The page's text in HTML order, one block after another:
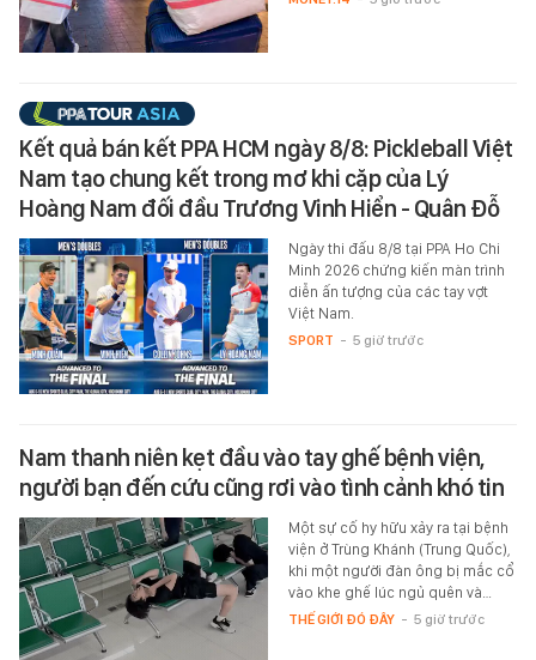
Kết quả bán kết PPA HCM ngày 8/8: Pickleball Việt
Nam tạo chung kết trong mơ khi cặp của Lý
Hoàng Nam đối đầu Trương Vinh Hiển - Quân Đỗ
Ngày thi đấu 8/8 tại PPA Ho Chi
Minh 2026 chứng kiến màn trình
diễn ấn tượng của các tay vợt
Việt Nam.
SPORT - 5 giờ trước
Nam thanh niên kẹt đầu vào tay ghế bệnh viện,
người bạn đến cứu cũng rơi vào tình cảnh khó tin
Một sự cố hy hữu xảy ra tại bệnh
viện ở Trùng Khánh (Trung Quốc),
khi một người đàn ông bị mắc cổ
vào khe ghế lúc ngủ quên và…
THẾ GIỚI ĐÓ ĐÂY - 5 giờ trước